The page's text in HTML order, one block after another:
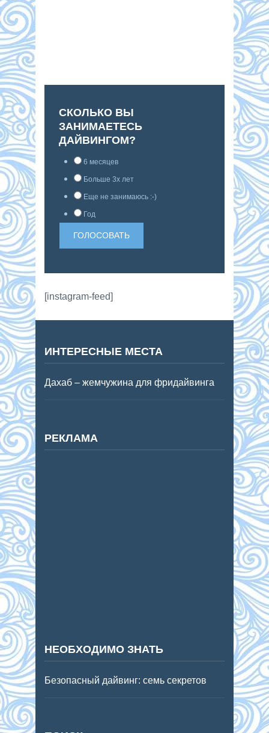
СКОЛЬКО ВЫ
ЗАНИМАЕТЕСЬ
ДАЙВИНГОМ?
6 месяцев
Больше 3х лет
Еще не занимаюсь :-)
Год
[instagram-feed]
ИНТЕРЕСНЫЕ МЕСТА
Дахаб – жемчужина для фридайвинга
РЕКЛАМА
НЕОБХОДИМО ЗНАТЬ
Безопасный дайвинг: семь секретов